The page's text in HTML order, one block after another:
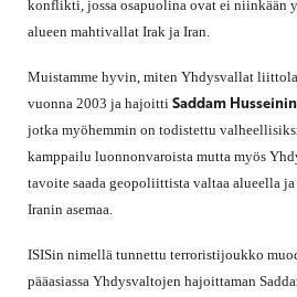
konflikti, jossa osapuolina ovat ei niinkään
alueen mahtivallat Irak ja Iran.
Muistamme hyvin, miten Yhdysvallat
vuonna 2003 ja hajoitti Saddam Husseinin
jotka myöhemmin on todistettu
kamppailu luonnonvaroista mutta myös
tavoite saada geopoliittista valtaa alueella
Iranin asemaa.
ISISin nimellä tunnettu terroristijoukko
pääasiassa Yhdysvaltojen hajoittaman